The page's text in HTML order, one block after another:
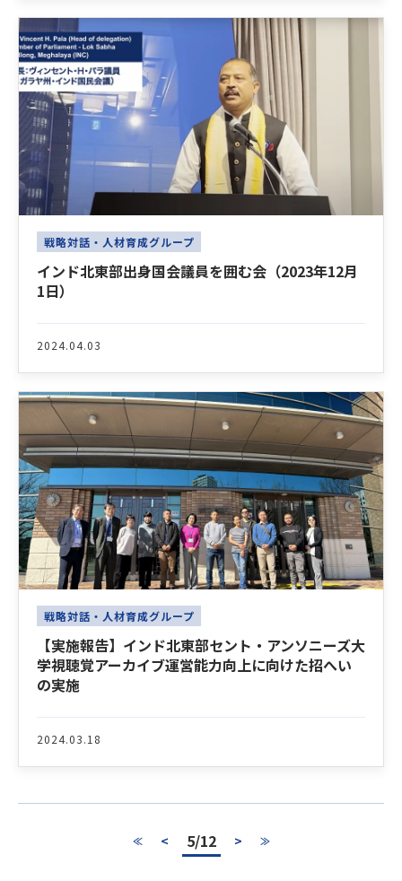
戦略対話・人材育成グループ
インド北東部出身国会議員を囲む会（2023年12月
1日）
2024.04.03
戦略対話・人材育成グループ
【実施報告】インド北東部セント・アンソニーズ大
学視聴覚アーカイブ運営能力向上に向けた招へい
の実施
2024.03.18
≪ < 5/12 > ≫